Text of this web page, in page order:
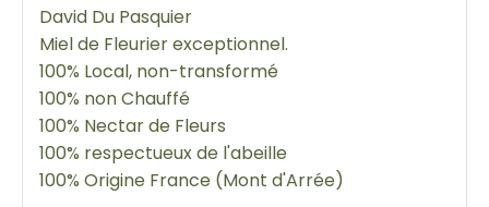
David Du Pasquier
Miel de Fleurier exceptionnel.
100% Local, non-transformé
100% non Chauffé
100% Nectar de Fleurs
100% respectueux de l'abeille
100% Origine France (Mont d'Arrée)